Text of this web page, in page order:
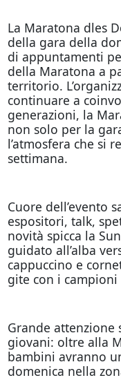
La Maratona dles
della gara della
di appuntamenti
della Maratona a
territorio.
continuare a
generazioni, la
non solo per la
l’atmosfera che si
settimana.
Cuore dell’evento
espositori, talk,
novità spicca la
guidato all’alba
cappuccino e
gite con i
Grande attenzione
giovani: oltre alla
bambini avranno
domenica nella